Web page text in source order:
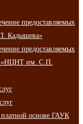
предоставляемых
Кадышева»
предоставляемых
«НЦНТ им. С.П.
платной основе ГАУК